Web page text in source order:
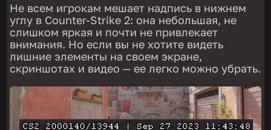
Не всем игрокам мешает надпись в нижнем
углу в Counter-Strike 2: она небольшая, не
слишком яркая и почти не привлекает
внимания. Но если вы не хотите видеть
лишние элементы на своем экране,
скриншотах и видео — ее легко можно убрать.